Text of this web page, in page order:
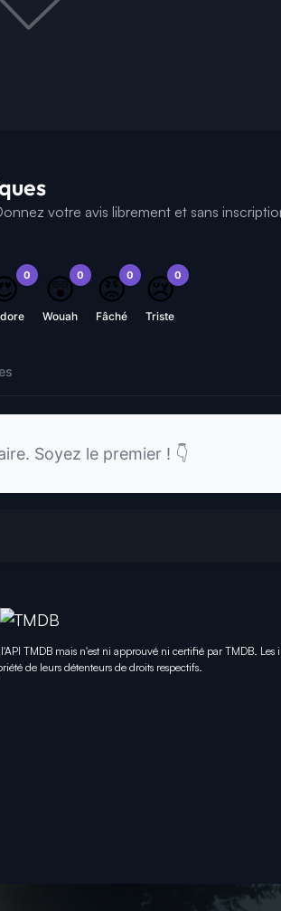
votre avis librement et sans
0 0
😲
Wouah
0
😡
Fâché
0
😢
Triste
Soyez le premier ! 👇
TMDB mais n'est ni approuvé ni certifié par TMDB. Les
de leurs détenteurs de droits respectifs.